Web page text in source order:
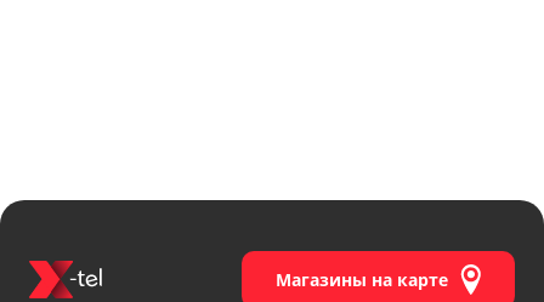
Магазины на карте